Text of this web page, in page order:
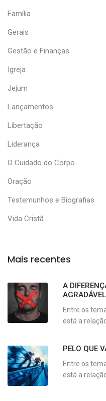
Família
Gerais
Gestão e Finanças
Igreja
Jejum
Lançamentos
Libertação
Liderança
O Cuidado do Corpo
Oração
Testemunhos e Biografias
Vida Cristã
Mais recentes
A
Entre os
está a
PELO QUE
Entre os
está a